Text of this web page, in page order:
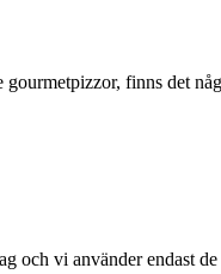
finns det
vi använder endast